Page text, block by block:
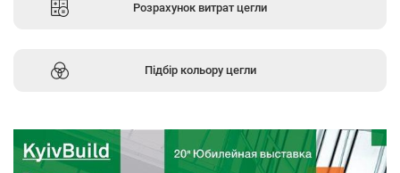
Розрахунок витрат цегли
Підбір кольору цегли